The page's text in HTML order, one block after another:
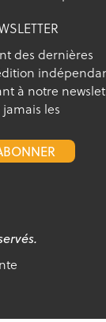
des dernières
à notre
les